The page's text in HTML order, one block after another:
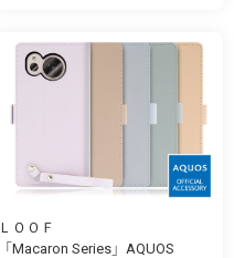
ＬＯＯＦ
「Macaron Series」AQUOS